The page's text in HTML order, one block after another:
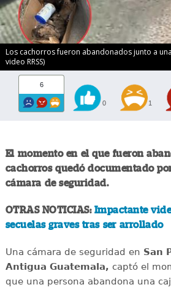
Los cachorros fueron abandonados junto a
video RRSS)
6
0 1
El momento en el que fueron
cachorros quedó documentado
cámara de seguridad.
OTRAS NOTICIAS: Impactante
secuelas graves tras ser arrollado
Una cámara de seguridad en San
Antigua Guatemala, captó el
que una persona abandona una